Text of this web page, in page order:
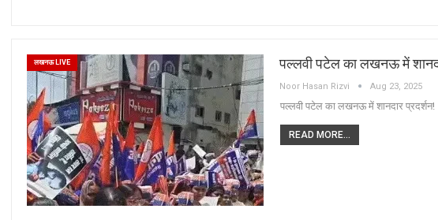
लखनऊ LIVE पल्लवी पटेल का लखनऊ में
Noor Hasan Rizvi Aug 23, 2025
पल्लवी पटेल का लखनऊ में शानदार प्रदर्शन!
READ MORE...